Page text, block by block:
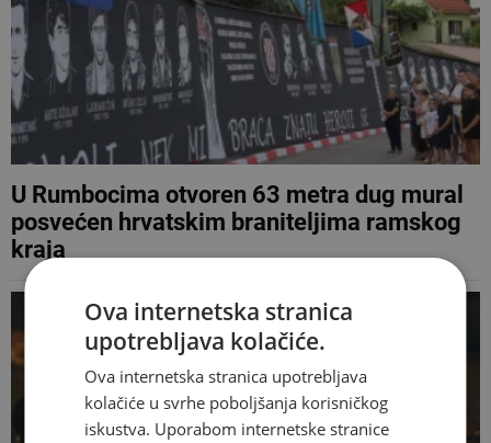
U Rumbocima otvoren 63 metra dug mural
posvećen hrvatskim braniteljima ramskog
kraja
Ova internetska stranica
upotrebljava kolačiće.
Ova internetska stranica upotrebljava
kolačiće u svrhe poboljšanja korisničkog
iskustva. Uporabom internetske stranice